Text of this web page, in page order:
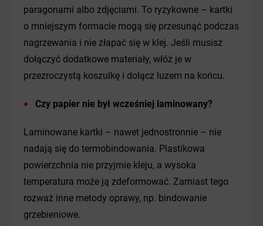
paragonami albo zdjęciami. To ryzykowne – kartki
o mniejszym formacie mogą się przesunąć podczas
nagrzewania i nie złapać się w klej. Jeśli musisz
dołączyć dodatkowe materiały, włóż je w
przezroczystą koszulkę i dołącz luzem na końcu.
Czy papier nie był wcześniej laminowany?
Laminowane kartki – nawet jednostronnie – nie
nadają się do termobindowania. Plastikowa
powierzchnia nie przyjmie kleju, a wysoka
temperatura może ją zdeformować. Zamiast tego
rozważ inne metody oprawy, np. bindowanie
grzebieniowe.